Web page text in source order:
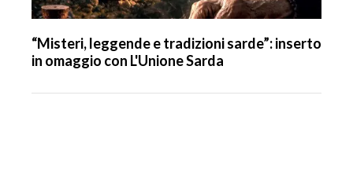
“Misteri, leggende e tradizioni sarde”: inserto
in omaggio con L'Unione Sarda